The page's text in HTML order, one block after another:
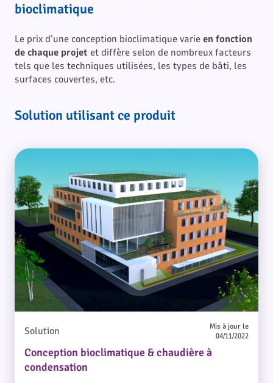
bioclimatique
Le prix d’une conception bioclimatique varieen fonction
de chaque projet et diffère selon de nombreux facteurs
tels que les techniques utilisées, les types de bâti, les
surfaces couvertes, etc.
Solution utilisant ce produit
Conception bioclimatique & chaudière à
condensation
Solution
Mis à jour le
04/11/2022